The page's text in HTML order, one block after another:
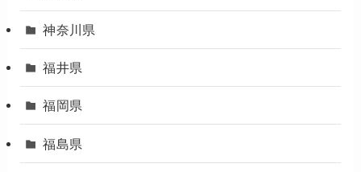
神奈川県
福井県
福岡県
福島県